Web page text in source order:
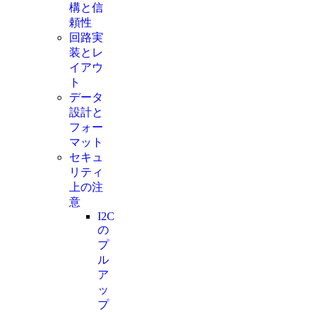
構と信
頼性
回路実
装とレ
イアウ
ト
データ
設計と
フォー
マット
セキュ
リティ
上の注
意
I2C
の
プ
ル
ア
ッ
プ